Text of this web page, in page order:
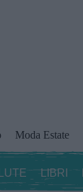
Moda Estate
LIBRI